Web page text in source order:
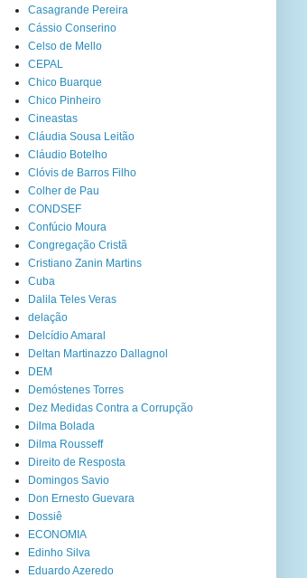
Casagrande Pereira
Cássio Conserino
Celso de Mello
CEPAL
Chico Buarque
Chico Pinheiro
Cineastas
Cláudia Sousa Leitão
Cláudio Botelho
Clóvis de Barros Filho
Colher de Pau
CONDSEF
Confúcio Moura
Congregação Cristã
Cristiano Zanin Martins
Cuba
Dalila Teles Veras
delação
Delcídio Amaral
Deltan Martinazzo Dallagnol
DEM
Demóstenes Torres
Dez Medidas Contra a Corrupção
Dilma Bolada
Dilma Rousseff
Direito de Resposta
Domingos Savio
Don Ernesto Guevara
Dossiê
ECONOMIA
Edinho Silva
Eduardo Azeredo